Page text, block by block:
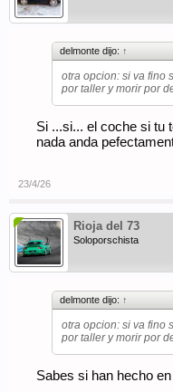
delmonte dijo: ↑
otra opcion: si va fino
por taller y morir por
Si ...si... el coche si tu
nada anda
23/4/26
Rioja del 73
Soloporschista
delmonte dijo: ↑
otra opcion: si va fino
por taller y morir por
Sabes si han hecho